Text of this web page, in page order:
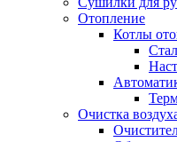
Отопление
Котлы
Очистка